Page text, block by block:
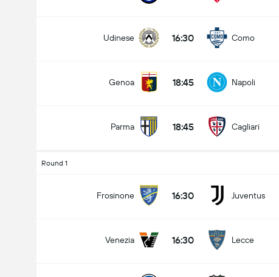
Udinese 16:30 Como
Genoa 18:45 Napoli
Parma 18:45 Cagliari
Round 1
Frosinone 16:30 Juventus
Venezia 16:30 Lecce